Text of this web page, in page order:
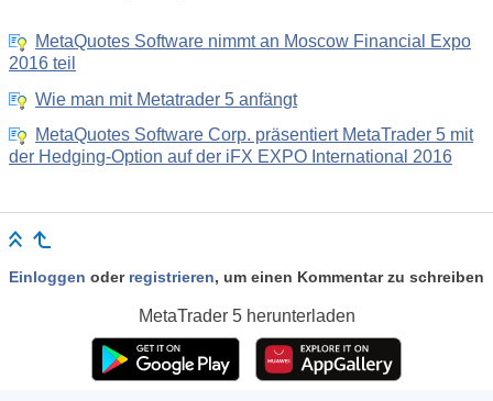
MetaQuotes Software nimmt an Moscow Financial Expo
2016 teil
Wie man mit Metatrader 5 anfängt
MetaQuotes Software Corp. präsentiert MetaTrader 5 mit
der Hedging-Option auf der iFX EXPO International 2016
Einloggen oder registrieren, um einen Kommentar zu schreiben
MetaTrader 5herunterladen